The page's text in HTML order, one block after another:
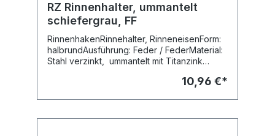
RZ Rinnenhalter, ummantelt
schiefergrau, FF
RinnenhakenRinnehalter, RinneneisenForm:
halbrundAusführung: Feder / FederMaterial:
Stahl verzinkt, ummantelt mit Titanzink
prePATINA schiefergrauFabr. Rheinzink
10,96 €*